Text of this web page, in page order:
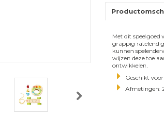
Met dit speelgoed
grappig ratelend
kunnen
wijzen deze toe
ontwikkelen.
Geschikt
Afmetingen: